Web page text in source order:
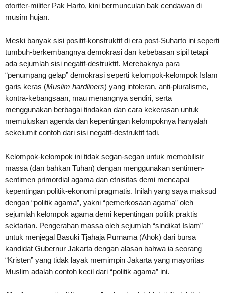
otoriter-militer Pak Harto, kini bermunculan bak cendawan di
musim hujan.
Meski banyak sisi positif-konstruktif di era post-Suharto ini seperti
tumbuh-berkembangnya demokrasi dan kebebasan sipil tetapi
ada sejumlah sisi negatif-destruktif. Merebaknya para
“penumpang gelap” demokrasi seperti kelompok-kelompok Islam
garis keras (Muslim hardliners) yang intoleran, anti-pluralisme,
kontra-kebangsaan, mau menangnya sendiri, serta
menggunakan berbagai tindakan dan cara kekerasan untuk
memuluskan agenda dan kepentingan kelompoknya hanyalah
sekelumit contoh dari sisi negatif-destruktif tadi.
Kelompok-kelompok ini tidak segan-segan untuk memobilisir
massa (dan bahkan Tuhan) dengan menggunakan sentimen-
sentimen primordial agama dan etnisitas demi mencapai
kepentingan politik-ekonomi pragmatis. Inilah yang saya maksud
dengan “politik agama”, yakni “pemerkosaan agama” oleh
sejumlah kelompok agama demi kepentingan politik praktis
sektarian. Pengerahan massa oleh sejumlah “sindikat Islam”
untuk menjegal Basuki Tjahaja Purnama (Ahok) dari bursa
kandidat Gubernur Jakarta dengan alasan bahwa ia seorang
“Kristen” yang tidak layak memimpin Jakarta yang mayoritas
Muslim adalah contoh kecil dari “politik agama” ini.